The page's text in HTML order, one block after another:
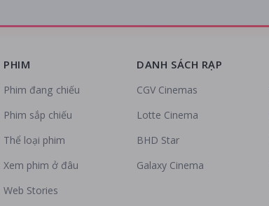
DANH SÁCH RẠP
CGV Cinemas
Lotte Cinema
BHD Star
Galaxy Cinema
PHIM
Phim đang chiếu
Phim sắp chiếu
Thể loại phim
Xem phim ở đâu
Web Stories